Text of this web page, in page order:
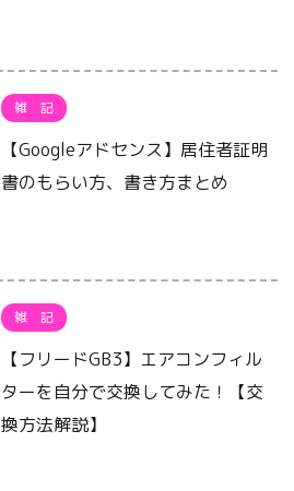
雑 記
【Googleアドセンス】居住者証明
書のもらい方、書き方まとめ
雑 記
【フリードGB3】エアコンフィル
ターを自分で交換してみた！【交
換方法解説】